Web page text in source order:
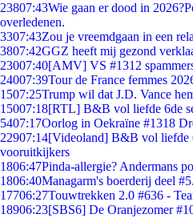
23807:43Wie gaan er dood in
overledenen.
3307:43Zou je vreemdgaan in een
3807:42GGZ heeft mij gezond
23007:40[AMV] VS #1312
24007:39Tour de France femmes
1507:25Trump wil dat J.D. Vance
15007:18[RTL] B&B vol liefde 6de
5407:17Oorlog in Oekraïne #1318
22907:14[Videoland] B&B vol liefde
vooruitkijkers
1806:47Pinda-allergie? Andermans
1806:40Managarm's boerderij deel
17706:27Touwtrekken 2.0 #636 -
18906:23[SBS6] De Oranjezomer